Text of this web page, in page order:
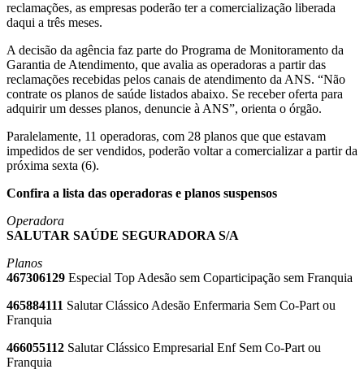
reclamações, as empresas poderão ter a comercialização liberada
daqui a três meses.
A decisão da agência faz parte do Programa de Monitoramento da
Garantia de Atendimento, que avalia as operadoras a partir das
reclamações recebidas pelos canais de atendimento da ANS. “Não
contrate os planos de saúde listados abaixo. Se receber oferta para
adquirir um desses planos, denuncie à ANS”, orienta o órgão.
Paralelamente, 11 operadoras, com 28 planos que que estavam
impedidos de ser vendidos, poderão voltar a comercializar a partir da
próxima sexta (6).
Confira a lista das operadoras e planos suspensos
Operadora
SALUTAR SAÚDE SEGURADORA S/A
Planos
467306129 Especial Top Adesão sem Coparticipação sem Franquia
465884111 Salutar Clássico Adesão Enfermaria Sem Co-Part ou
Franquia
466055112 Salutar Clássico Empresarial Enf Sem Co-Part ou
Franquia